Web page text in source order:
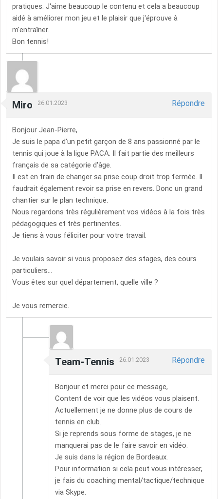
pratiques. J'aime beaucoup le contenu et cela a beaucoup
aidé à améliorer mon jeu et le plaisir que j'éprouve à
m'entraîner.
Bon tennis!
Miro 26.01.2023 Répondre
Bonjour Jean-Pierre,
Je suis le papa d'un petit garçon de 8 ans passionné par le
tennis qui joue à la ligue PACA. Il fait partie des meilleurs
français de sa catégorie d'âge.
Il est en train de changer sa prise coup droit trop fermée. Il
faudrait également revoir sa prise en revers. Donc un grand
chantier sur le plan technique.
Nous regardons très régulièrement vos vidéos à la fois très
pédagogiques et très pertinentes.
Je tiens à vous féliciter pour votre travail.
Je voulais savoir si vous proposez des stages, des cours
particuliers...
Vous êtes sur quel département, quelle ville ?
Je vous remercie.
Team-Tennis 26.01.2023 Répondre
Bonjour et merci pour ce message,
Content de voir que les vidéos vous plaisent.
Actuellement je ne donne plus de cours de
tennis en club.
Si je reprends sous forme de stages, je ne
manquerai pas de le faire savoir en vidéo.
Je suis dans la région de Bordeaux.
Pour information si cela peut vous intéresser,
je fais du coaching mental/tactique/technique
via Skype.